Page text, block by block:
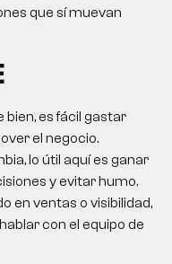
que sí muevan
bien, es fácil gastar
el negocio.
lo útil aquí es ganar
y evitar humo.
en ventas o visibilidad,
con el equipo de